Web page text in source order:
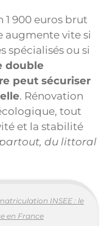
1 900 euros brut
augmente vite si
spécialisés ou si
double
peut sécuriser
. Rénovation
tout
et la stabilité
partout, du littoral
INSEE : le
en France